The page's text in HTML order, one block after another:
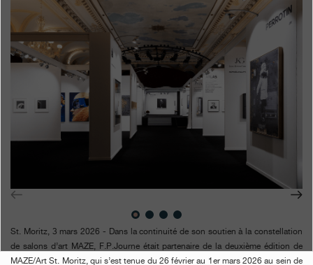
Contact
Search
Rechercher
FRANÇAIS ENGLISH 日本語 简体中文
St. Moritz, 3 mars 2026 - Dans la continuité de son soutien à la constellation
de salons d’art MAZE, F.P.Journe était partenaire de la deuxième édition de
MAZE/Art St. Moritz, qui s’est tenue du 26 février au 1er mars 2026 au sein de